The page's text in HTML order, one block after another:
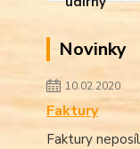
Novinky
10.02.2020
Faktury
Faktury